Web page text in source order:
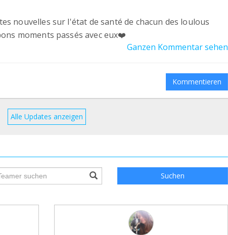
nouvelles sur l'état de santé de chacun des loulous
moments passés avec eux❤️
Ganzen Kommentar sehen
Kommentieren
Alle Updates anzeigen
Suchen